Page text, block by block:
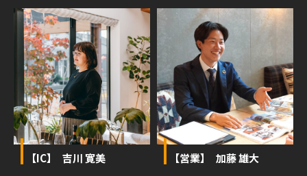
【IC】 吉川 寛美 【営業】 加藤 雄大